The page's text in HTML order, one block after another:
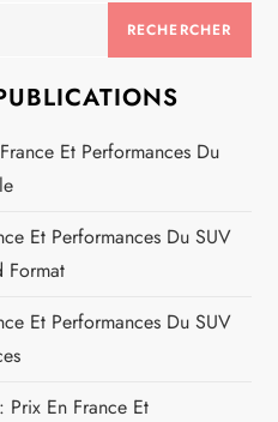
Et Performances Du
Et Performances Du SUV
Format
Et Performances Du SUV
En France Et